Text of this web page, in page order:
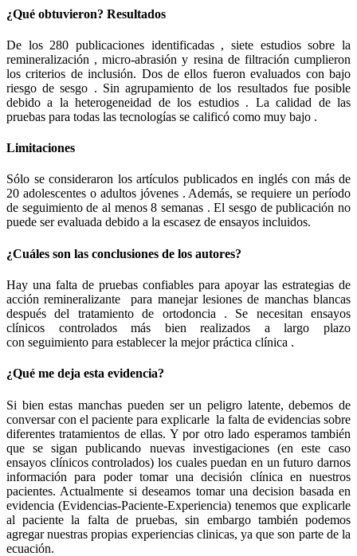
¿Qué obtuvieron? Resultados
De los 280 publicaciones identificadas , siete estudios sobre la
remineralización , micro-abrasión y resina de filtración cumplieron
los criterios de inclusión. Dos de ellos fueron evaluados con bajo
riesgo de sesgo . Sin agrupamiento de los resultados fue posible
debido a la heterogeneidad de los estudios . La calidad de las
pruebas para todas las tecnologías se calificó como muy bajo .
Limitaciones
Sólo se consideraron los artículos publicados en inglés con más de
20 adolescentes o adultos jóvenes . Además, se requiere un período
de seguimiento de al menos 8 semanas . El sesgo de publicación no
puede ser evaluada debido a la escasez de ensayos incluidos.
¿Cuáles son las conclusiones de los autores?
Hay una falta de pruebas confiables para apoyar las estrategias de
acción remineralizante para manejar lesiones de manchas blancas
después del tratamiento de ortodoncia . Se necesitan ensayos
clínicos controlados más bien realizados a largo plazo
con seguimiento para establecer la mejor práctica clínica .
¿Qué me deja esta evidencia?
Si bien estas manchas pueden ser un peligro latente, debemos de
conversar con el paciente para explicarle la falta de evidencias sobre
diferentes tratamientos de ellas. Y por otro lado esperamos también
que se sigan publicando nuevas investigaciones (en este caso
ensayos clínicos controlados) los cuales puedan en un futuro darnos
información para poder tomar una decisión clínica en nuestros
pacientes. Actualmente si deseamos tomar una decision basada en
evidencia (Evidencias-Paciente-Experiencia) tenemos que explicarle
al paciente la falta de pruebas, sin embargo también podemos
agregar nuestras propias experiencias clinicas, ya que son parte de la
ecuación.